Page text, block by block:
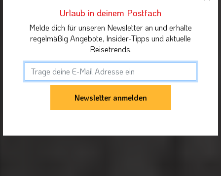
Urlaub in deinem Postfach
Melde dich für unseren Newsletter an und erhalte
regelmäßig Angebote, Insider-Tipps und aktuelle
Reisetrends.